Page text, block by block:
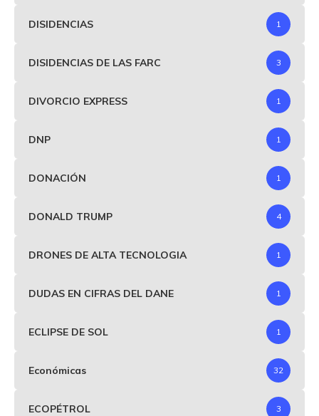
DISIDENCIAS 1
DISIDENCIAS DE LAS FARC 3
DIVORCIO EXPRESS 1
DNP 1
DONACIÓN 1
DONALD TRUMP 4
DRONES DE ALTA TECNOLOGIA 1
DUDAS EN CIFRAS DEL DANE 1
ECLIPSE DE SOL 1
Económicas 32
ECOPÉTROL 3